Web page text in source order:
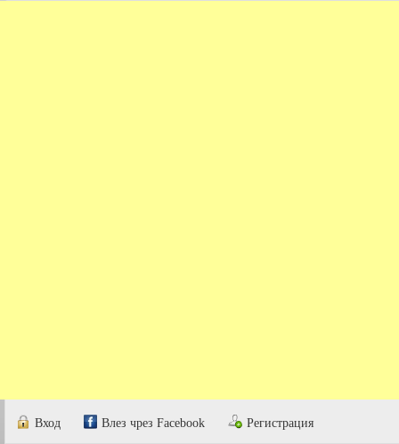
Вход Влез чрез Facebook Регистрация